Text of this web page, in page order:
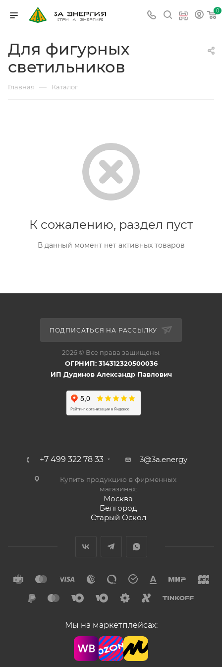
0
Для фигурных
светильников
Главная — Каталог
К сожалению, раздел пуст
В данный момент нет активных товаров
ПОДПИСАТЬСЯ НА РАССЫЛКУ
2026 © Все права защищены.
ОГРНИП: 314312320500036
ИП Дудинов Александр Павлович
+7 499 322 78 33 3@3a.energy
Купить продукцию в фирменных
магазинах:
Москва
Белгород
Старый Оскол
Мы на маркетплейсах: